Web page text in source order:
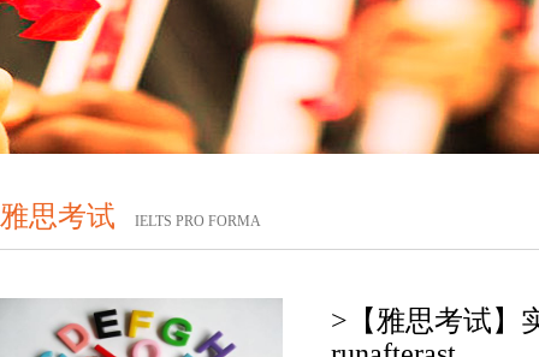
雅思考试 IELTS PRO FORMA
>【雅思考试】